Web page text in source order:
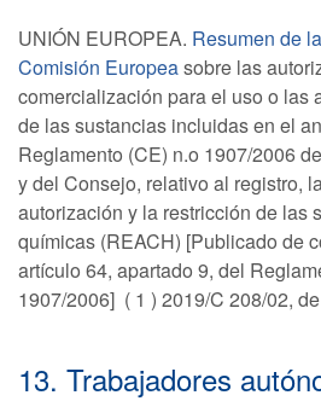
UNIÓN EUROPEA. Resumen de
Comisión Europeasobre las
comercialización para el uso o las
de las sustancias incluidas en el
Reglamento (CE) n.o 1907/2006
y del Consejo, relativo al registro,
autorización y la restricción de las
químicas (REACH) [Publicado de
artículo 64, apartado 9, del
1907/2006] ( 1 ) 2019/C 208/02,
13. Trabajadores